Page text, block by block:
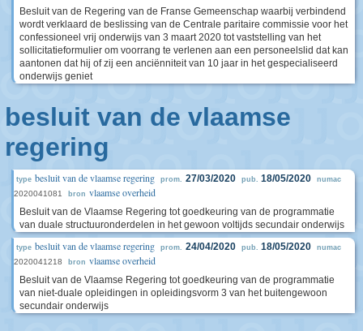
Besluit van de Regering van de Franse Gemeenschap waarbij verbindend
wordt verklaard de beslissing van de Centrale paritaire commissie voor het
confessioneel vrij onderwijs van 3 maart 2020 tot vaststelling van het
sollicitatieformulier om voorrang te verlenen aan een personeelslid dat kan
aantonen dat hij of zij een anciënniteit van 10 jaar in het gespecialiseerd
onderwijs geniet
besluit van de vlaamse
regering
type besluit van de vlaamse regering prom. 27/03/2020 pub. 18/05/2020 numac
2020041081 bron vlaamse overheid
Besluit van de Vlaamse Regering tot goedkeuring van de programmatie
van duale structuuronderdelen in het gewoon voltijds secundair onderwijs
type besluit van de vlaamse regering prom. 24/04/2020 pub. 18/05/2020 numac
2020041218 bron vlaamse overheid
Besluit van de Vlaamse Regering tot goedkeuring van de programmatie
van niet-duale opleidingen in opleidingsvorm 3 van het buitengewoon
secundair onderwijs